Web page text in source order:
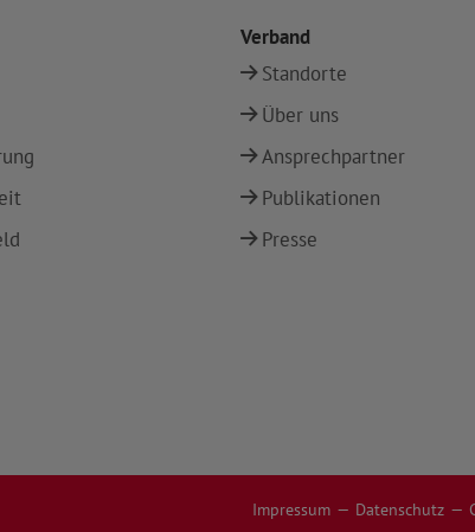
Verband
Standorte
Über uns
Ansprechpartner
Publikationen
Presse
Impressum Datenschutz